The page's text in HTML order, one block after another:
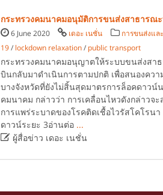
กระทรวงคมนาคมอนุมัติการขนส่งสาธารณ
6 June 2020 เดอะ เนชั่น การขนส่งแล
19/ lockdown relaxation/ public transport
กระทรวงคมนาคมอนุญาตให้ระบบขนส่งสา
บินกลับมาดำเนินการตามปกติ เพื่อสนองคว
บางจังหวัดที่ยังไม่สิ้นสุดมาตรการล็อคดาว
คมนาคม กล่าวว่า การเคลื่อนไหวดังกล่าว
การแพร่ระบาดของโรคติดเชื้อไวรัสโคโรน
ดาวน์ระยะ 3อ่านต่อ ...
 ผู้สื่อข่าว เดอะ เนชั่น